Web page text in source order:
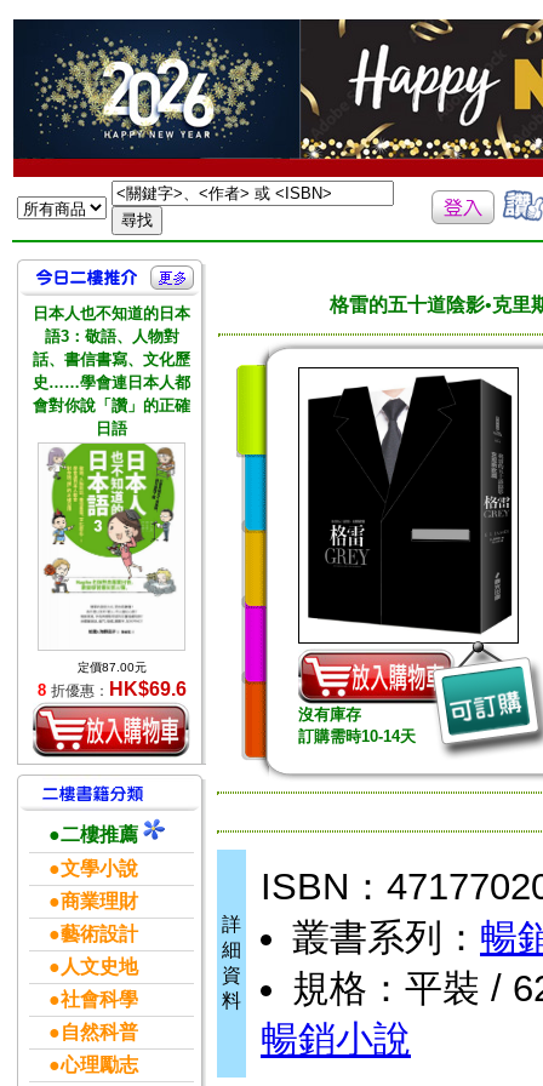
日本人也不知道的日本
語3：敬語、人物對
話、書信書寫、文化歷
史……學會連日本人都
會對你說「讚」的正確
日語
定價87.00元
8 折優惠： HK$69.6
●二樓推薦
●文學小說
●商業理財
●藝術設計
●人文史地
●社會科學
●自然科普
●心理勵志
格雷的五十道陰影•克里
沒有庫存
訂購需時10-14天
詳
細
資
料
ISBN：
叢書系列： 暢
規格：平裝 /
暢銷小說